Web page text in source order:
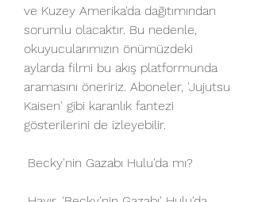
ve Kuzey Amerika'da dağıtımından
sorumlu olacaktır. Bu nedenle,
okuyucularımızın önümüzdeki
aylarda filmi bu akış platformunda
aramasını öneririz. Aboneler, 'Jujutsu
Kaisen' gibi karanlık fantezi
gösterilerini de izleyebilir.
Becky'nin Gazabı Hulu'da mı?